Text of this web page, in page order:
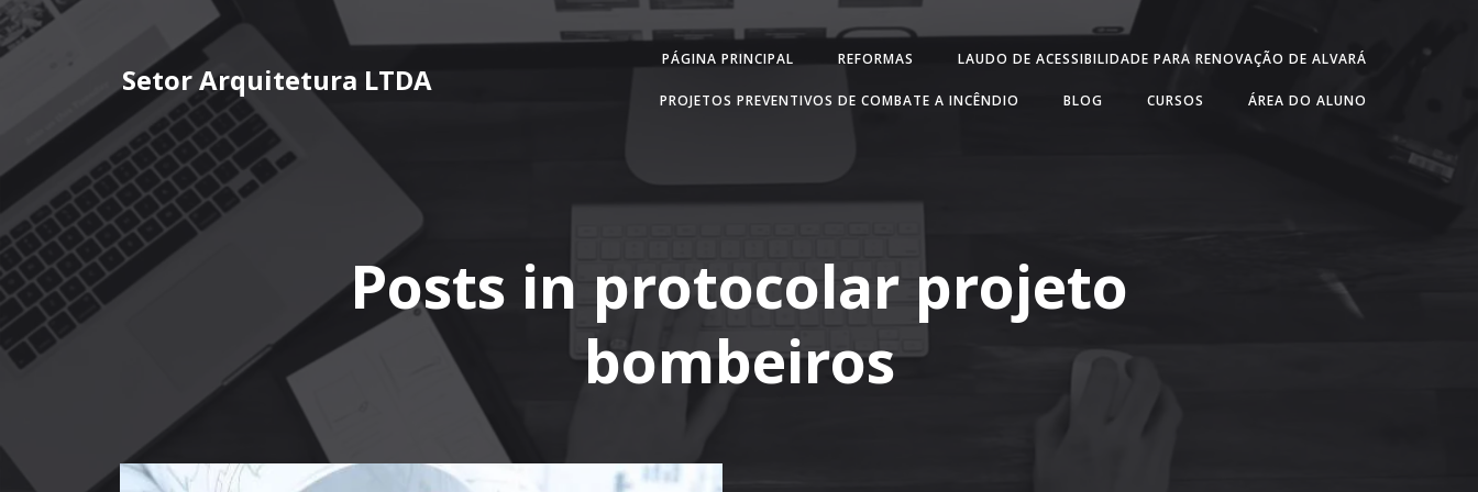
Pular
para
o
Setor Arquitetura LTDA
PÁGINA PRINCIPAL REFORMAS LAUDO DE ACESSIBILIDADE PARA RENOVAÇÃO DE ALVARÁ
PROJETOS PREVENTIVOS DE COMBATE A INCÊNDIO BLOG CURSOS ÁREA DO ALUNO
Posts in protocolar projeto
bombeiros